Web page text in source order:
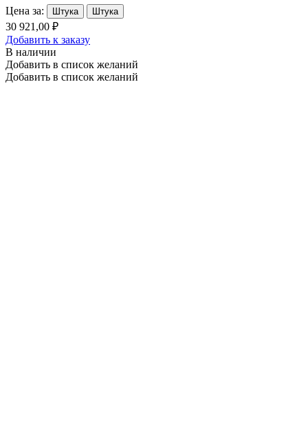
Цена за: Штука Штука
30 921,00 ₽
Добавить к заказу
В наличии
Добавить в список желаний
Добавить в список желаний